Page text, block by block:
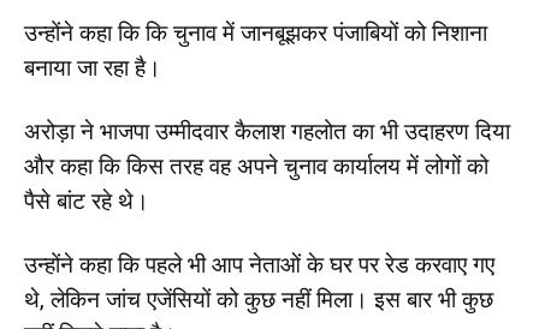
उन्होंने कहा कि कि चुनाव में जानबूझकर पंजाबियों को निशाना
बनाया जा रहा है।
अरोड़ा ने भाजपा उम्मीदवार कैलाश गहलोत का भी उदाहरण दिया
और कहा कि किस तरह वह अपने चुनाव कार्यालय में लोगों को
पैसे बांट रहे थे।
उन्होंने कहा कि पहले भी आप नेताओं के घर पर रेड करवाए गए
थे, लेकिन जांच एजेंसियों को कुछ नहीं मिला। इस बार भी कुछ